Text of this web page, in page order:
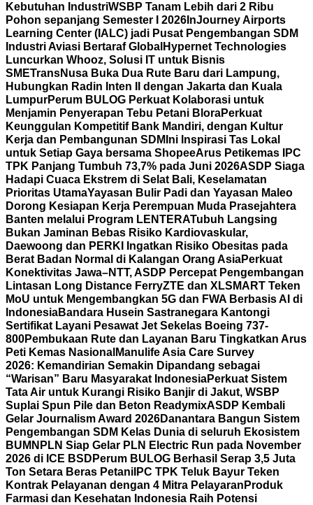
Kebutuhan IndustriWSBP Tanam Lebih dari 2 Ribu
Pohon sepanjang Semester I 2026 InJourney Airports
Learning Center (IALC) jadi Pusat Pengembangan SDM
Industri Aviasi Bertaraf Global Hypernet Technologies
Luncurkan Whooz, Solusi IT untuk Bisnis
SMETransNusa Buka Dua Rute Baru dari Lampung,
Hubungkan Radin Inten II dengan Jakarta dan Kuala
LumpurPerum BULOG Perkuat Kolaborasi untuk
Menjamin Penyerapan Tebu Petani BloraPerkuat
Keunggulan Kompetitif Bank Mandiri, dengan Kultur
Kerja dan Pembangunan SDM Ini Inspirasi Tas Lokal
untuk Setiap Gaya bersama ShopeeArus Petikemas IPC
TPK Panjang Tumbuh 73,7% pada Juni 2026ASDP Siaga
Hadapi Cuaca Ekstrem di Selat Bali, Keselamatan
Prioritas UtamaYayasan Bulir Padi dan Yayasan Maleo
Dorong Kesiapan Kerja Perempuan Muda Prasejahtera
Banten melalui Program LENTERATubuh Langsing
Bukan Jaminan Bebas Risiko Kardiovaskular,
Daewoong dan PERKI Ingatkan Risiko Obesitas pada
Berat Badan Normal di Kalangan Orang AsiaPerkuat
Konektivitas Jawa–NTT, ASDP Percepat Pengembangan
Lintasan Long Distance FerryZTE dan XLSMART Teken
MoU untuk Mengembangkan 5G dan FWA Berbasis AI di
IndonesiaBandara Husein Sastranegara Kantongi
Sertifikat Layani Pesawat Jet Sekelas Boeing 737-
800Pembukaan Rute dan Layanan Baru Tingkatkan Arus
Peti Kemas Nasional Manulife Asia Care Survey
2026: Kemandirian Semakin Dipandang sebagai
“Warisan” Baru Masyarakat IndonesiaPerkuat Sistem
Tata Air untuk Kurangi Risiko Banjir di Jakut, WSBP
Suplai Spun Pile dan Beton ReadymixASDP Kembali
Gelar Journalism Award 2026Danantara Bangun Sistem
Pengembangan SDM Kelas Dunia di seluruh Ekosistem
BUMN PLN Siap Gelar PLN Electric Run pada November
2026 di ICE BSD Perum BULOG Berhasil Serap 3,5 Juta
Ton Setara Beras Petani IPC TPK Teluk Bayur Teken
Kontrak Pelayanan dengan 4 Mitra Pelayaran Produk
Farmasi dan Kesehatan Indonesia Raih Potensi